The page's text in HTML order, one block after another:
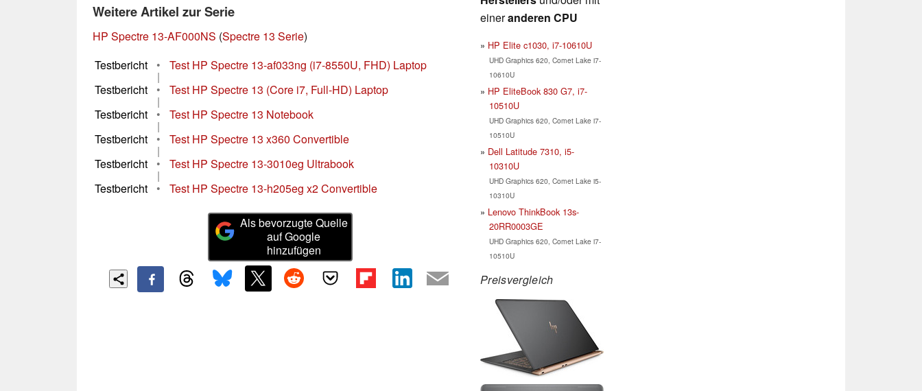
Weitere Artikel zur Serie
HP Spectre 13-AF000NS (Spectre 13 Serie)
Testbericht
• Test HP Spectre 13-af033ng (i7-8550U, FHD) Laptop
|
Testbericht
• Test HP Spectre 13 (Core i7, Full-HD) Laptop
|
Testbericht
• Test HP Spectre 13 Notebook
|
Testbericht
• Test HP Spectre 13 x360 Convertible
|
Testbericht
• Test HP Spectre 13-3010eg Ultrabook
|
Testbericht
• Test HP Spectre 13-h205eg x2 Convertible
Als bevorzugte Quelle
auf Google
hinzufügen
eineranderen CPU
HP Elite c1030, i7-10610U
UHD Graphics 620, Comet Lake i7-
10610U
HP EliteBook 830 G7, i7-
10510U
UHD Graphics 620, Comet Lake i7-
10510U
Dell Latitude 7310, i5-
10310U
UHD Graphics 620, Comet Lake i5-
10310U
Lenovo ThinkBook 13s-
20RR0003GE
UHD Graphics 620, Comet Lake i7-
10510U
Preisvergleich